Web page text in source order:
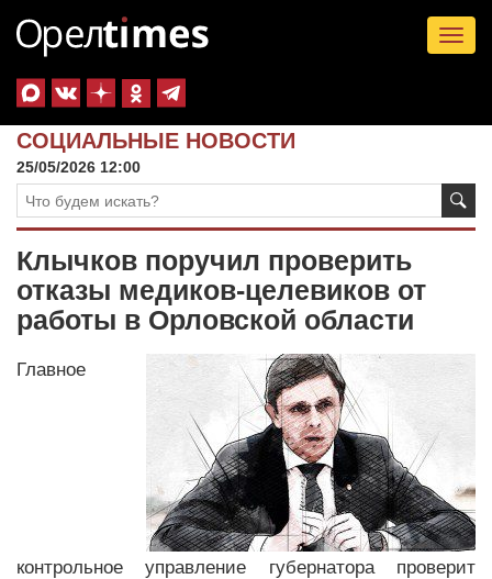
СОЦИАЛЬНЫЕ НОВОСТИ
25/05/2026 12:00
Клычков поручил проверить
отказы медиков-целевиков от
работы в Орловской области
Главное
контрольное управление губернатора проверит